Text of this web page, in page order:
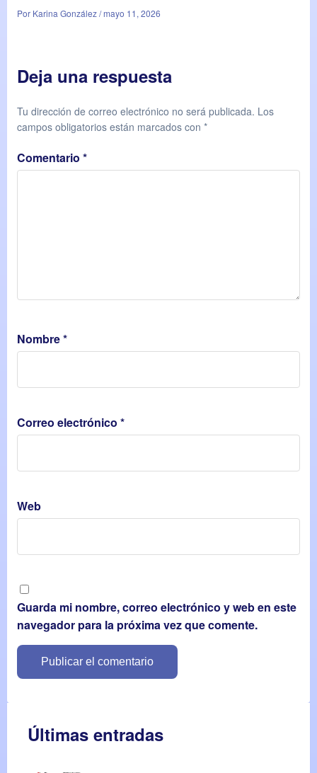
Por Karina González / mayo 11, 2026
Deja una respuesta
Tu dirección de correo electrónico no será publicada. Los
campos obligatorios están marcados con *
Comentario *
Nombre*
Correo electrónico *
Web
Guarda mi nombre, correo electrónico y web en este
navegador para la próxima vez que comente.
Últimas entradas